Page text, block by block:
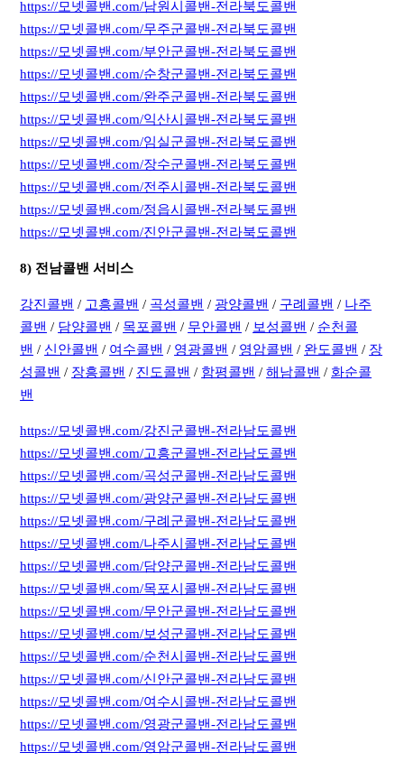
https://모넷콜밴.com/남원시콜밴-전라북도콜밴
https://모넷콜밴.com/무주군콜밴-전라북도콜밴
https://모넷콜밴.com/부안군콜밴-전라북도콜밴
https://모넷콜밴.com/순창군콜밴-전라북도콜밴
https://모넷콜밴.com/완주군콜밴-전라북도콜밴
https://모넷콜밴.com/익산시콜밴-전라북도콜밴
https://모넷콜밴.com/임실군콜밴-전라북도콜밴
https://모넷콜밴.com/장수군콜밴-전라북도콜밴
https://모넷콜밴.com/전주시콜밴-전라북도콜밴
https://모넷콜밴.com/정읍시콜밴-전라북도콜밴
https://모넷콜밴.com/진안군콜밴-전라북도콜밴
8) 전남콜밴 서비스
강진콜밴 / 고흥콜밴 / 곡성콜밴 / 광양콜밴 / 구례콜밴 / 나주
콜밴 / 담양콜밴 / 목포콜밴 / 무안콜밴 / 보성콜밴 / 순천콜
밴 / 신안콜밴 / 여수콜밴 / 영광콜밴 / 영암콜밴 / 완도콜밴 / 장
성콜밴 / 장흥콜밴 / 진도콜밴 / 함평콜밴 /해남콜밴 /화순콜
밴
https://모넷콜밴.com/강진군콜밴-전라남도콜밴
https://모넷콜밴.com/고흥군콜밴-전라남도콜밴
https://모넷콜밴.com/곡성군콜밴-전라남도콜밴
https://모넷콜밴.com/광양군콜밴-전라남도콜밴
https://모넷콜밴.com/구례군콜밴-전라남도콜밴
https://모넷콜밴.com/나주시콜밴-전라남도콜밴
https://모넷콜밴.com/담양군콜밴-전라남도콜밴
https://모넷콜밴.com/목포시콜밴-전라남도콜밴
https://모넷콜밴.com/무안군콜밴-전라남도콜밴
https://모넷콜밴.com/보성군콜밴-전라남도콜밴
https://모넷콜밴.com/순천시콜밴-전라남도콜밴
https://모넷콜밴.com/신안군콜밴-전라남도콜밴
https://모넷콜밴.com/여수시콜밴-전라남도콜밴
https://모넷콜밴.com/영광군콜밴-전라남도콜밴
https://모넷콜밴.com/영암군콜밴-전라남도콜밴